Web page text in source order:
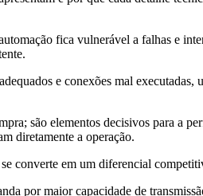
fica vulnerável a falhas e
e conexões mal executadas,
são elementos decisivos para a
diretamente a operação.
converte em um diferencial
por maior capacidade de